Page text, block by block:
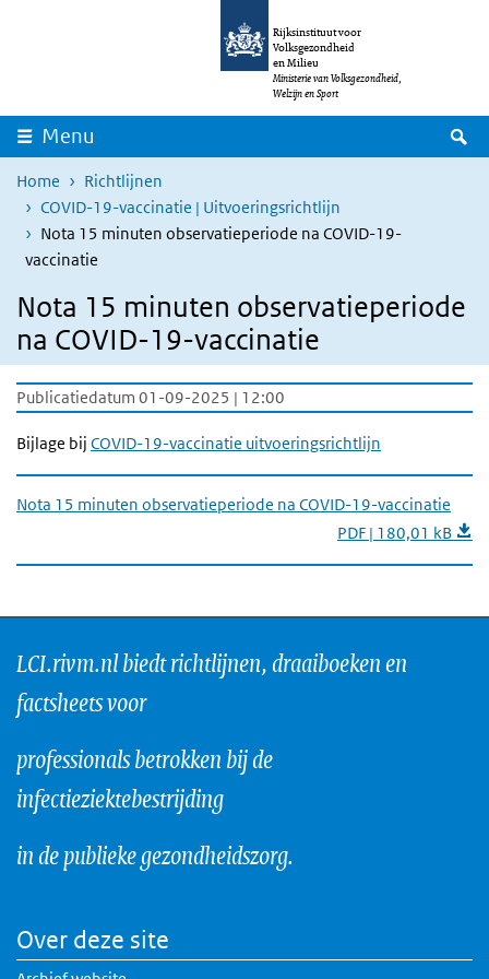
Overslaan en naar de inhoud gaan
Rijksinstituut voor
Volksgezondheid
en Milieu
Ministerie van Volksgezondheid,
Welzijn en Sport
Menu
Home
Richtlijnen
COVID-19-vaccinatie | Uitvoeringsrichtlijn
Nota 15 minuten observatieperiode na COVID-19-
vaccinatie
Nota 15 minuten observatieperiode
na COVID-19-vaccinatie
Publicatiedatum 01-09-2025 | 12:00
Bijlage bij COVID-19-vaccinatie uitvoeringsrichtlijn
Nota 15 minuten observatieperiode na COVID-19-vaccinatie
PDF | 180,01 kB
LCI.rivm.nl biedt richtlijnen, draaiboeken en
factsheets voor
professionals betrokken bij de
infectieziektebestrijding
in de publieke gezondheidszorg.
Over deze site